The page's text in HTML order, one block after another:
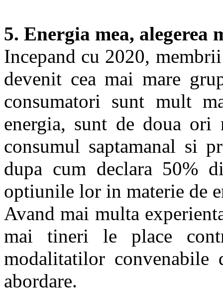
5. Energia mea, alegerea
Incepand cu 2020,
devenit cea mai mare
consumatori sunt mult
energia, sunt de doua
consumul saptamanal si
dupa cum declara 50%
optiunile lor in materie de
Avand mai multa
mai tineri le place
modalitatilor convenabile
abordare.